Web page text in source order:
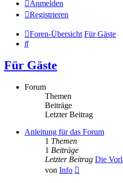
Anmelden
Registrieren
Foren-Übersicht Für Gäste
Suche
Für Gäste
Forum
Themen
Beiträge
Letzter Beitrag
Anleitung für das Forum
1 Themen
1 Beiträge
Letzter Beitrag Die
von Info